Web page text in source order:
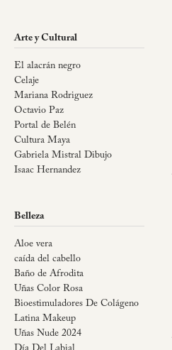
Arte y Cultural
El alacrán negro
Celaje
Mariana Rodriguez
Octavio Paz
Portal de Belén
Cultura Maya
Gabriela Mistral Dibujo
Isaac Hernandez
Belleza
Aloe vera
caída del cabello
Baño de Afrodita
Uñas Color Rosa
Bioestimuladores De Colágeno
Latina Makeup
Uñas Nude 2024